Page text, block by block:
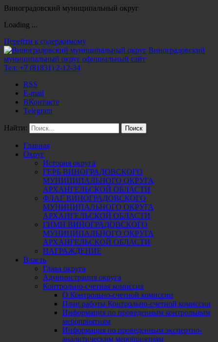
Виноградовский муниципальный округ
Loading ...
Перейти к содержимому
Виноградовский
муниципальный округ официальный сайт
Тел: +7 (81831) 2-12-34
RSS
E-mail
ВКонтакте
Telegram
Найти:
Главная
Округ
История округа
ГЕРБ ВИНОГРАДОВСКОГО
МУНИЦИПАЛЬНОГО ОКРУГА
АРХАНГЕЛЬСКОЙ ОБЛАСТИ
ФЛАГ ВИНОГРАДОВСКОГО
МУНИЦИПАЛЬНОГО ОКРУГА
АРХАНГЕЛЬСКОЙ ОБЛАСТИ
ГИМН ВИНОГРАДОВСКОГО
МУНИЦИПАЛЬНОГО ОКРУГА
АРХАНГЕЛЬСКОЙ ОБЛАСТИ
НАГРАЖДЕНИЕ
Власть
Глава округа
Администрация округа
Контрольно-счетная комиссия
О Контрольно-счетной комиссии
План работы Контрольно-счетной комиссии
Информация по проведенным контрольным
мероприятиям
Информация по проведенным экспертно-
аналитическим мероприятиям